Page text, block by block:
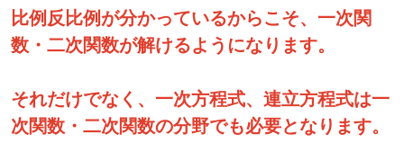
比例反比例が分かっているからこそ、一次関
数・二次関数が解けるようになります。
それだけでなく、一次方程式、連立方程式は一
次関数・二次関数の分野でも必要となります。